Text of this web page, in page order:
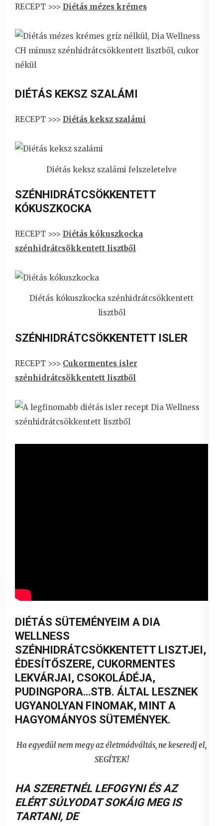
RECEPT >>> Diétás mézes krémes
DIÉTÁS KEKSZ SZALÁMI
RECEPT >>> Diétás keksz szalámi
Diétás keksz szalámi felszeletelve
SZÉNHIDRÁTCSÖKKENTETT
KÓKUSZKOCKA
RECEPT >>> Diétás kókuszkocka
szénhidrátcsökkentett lisztből
Diétás kókuszkocka szénhidrátcsökkentett
lisztből
SZÉNHIDRÁTCSÖKKENTETT ISLER
RECEPT >>> Cukormentes isler
szénhidrátcsökkentett lisztből
DIÉTÁS SÜTEMÉNYEIM A DIA
WELLNESS
SZÉNHIDRÁTCSÖKKENTETT LISZTJEI,
ÉDESÍTŐSZERE, CUKORMENTES
LEKVÁRJAI, CSOKOLÁDÉJA,
PUDINGPORA…STB. ÁLTAL LESZNEK
UGYANOLYAN FINOMAK, MINT A
HAGYOMÁNYOS SÜTEMÉNYEK.
Ha egyedül nem megy az életmódváltás, ne keseredj el,
SEGÍTEK!
HA SZERETNÉL LEFOGYNI ÉS AZ
ELÉRT SÚLYODAT SOKÁIG MEG IS
TARTANI, DE